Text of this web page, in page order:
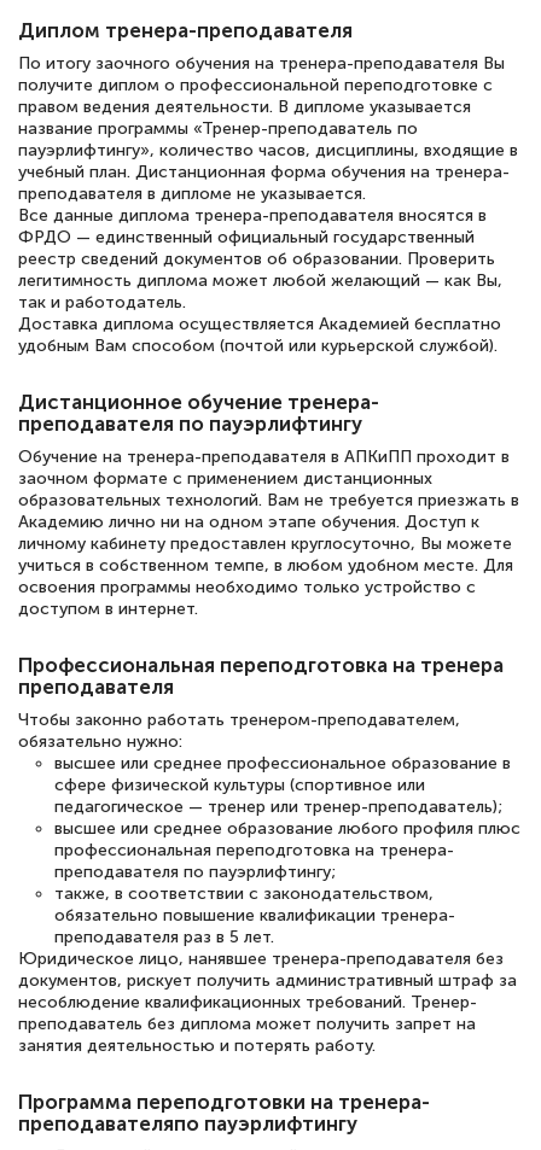
подготовиться к тестированию. Это
книги, методические рекомендации,
статьи. Времени на подготовку
достаточно. Курс помогает пройти
аттестацию в школе. Спасибо!
Евгения Коротких
Знаток города 2 уровня
Спасибо большое Академии! Грамотное,
вежливое сопровождение! Всё чётко и
понятно! Проходила повышение
квалификации. Ещё раз - СПАСИБО!
Знаток города 5 уровня
11 марта 2026
Всем добрый день! Я прошла курс
повышени каалификации по
специальности «Тренер-преподаватель
по тяжелой атлетике»! Хочется
подчеркуть, что при обращении
оперативно связались со мной
специалисты, ответили на все
интересующие вопросы и в течении
двух…
Светлана К
Диплом тренера-преподавателя
По итогу заочного обучения на тренера-преподавателя Вы
получите диплом о профессиональной переподготовке с
правом ведения деятельности. В дипломе указывается
название программы «Тренер-преподаватель по
пауэрлифтингу», количество часов, дисциплины, входящие в
учебный план. Дистанционная форма обучения на тренера-
преподавателя в дипломе не указывается.
Все данные диплома тренера-преподавателя вносятся в
ФРДО — единственный официальный государственный
реестр сведений документов об образовании. Проверить
легитимность диплома может любой желающий — как Вы,
так и работодатель.
Доставка диплома осуществляется Академией бесплатно
удобным Вам способом (почтой или курьерской службой).
Дистанционное обучение тренера-
преподавателя по пауэрлифтингу
Обучение на тренера-преподавателя в АПКиПП проходит в
заочном формате с применением дистанционных
образовательных технологий. Вам не требуется приезжать в
Академию лично ни на одном этапе обучения. Доступ к
личному кабинету предоставлен круглосуточно, Вы можете
учиться в собственном темпе, в любом удобном месте. Для
освоения программы необходимо только устройство с
доступом в интернет.
Профессиональная переподготовка на тренера
преподавателя
Чтобы законно работать тренером-преподавателем,
обязательно нужно:
высшее или среднее профессиональное образование в
сфере физической культуры (спортивное или
педагогическое — тренер или тренер-преподаватель);
высшее или среднее образование любого профиля плюс
профессиональная переподготовка на тренера-
преподавателя по пауэрлифтингу;
также, в соответствии с законодательством,
обязательно повышение квалификации тренера-
преподавателя раз в 5 лет.
Юридическое лицо, нанявшее тренера-преподавателя без
документов, рискует получить административный штраф за
несоблюдение квалификационных требований. Тренер-
преподаватель без диплома может получить запрет на
занятия деятельностью и потерять работу.
Программа переподготовки на тренера-
преподавателяпо пауэрлифтингу